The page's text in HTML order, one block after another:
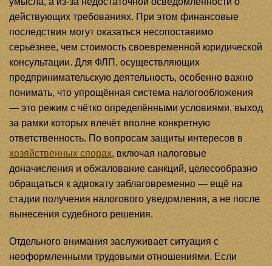
действующих требованиях. При этом финансовые
последствия могут оказаться несопоставимо
серьёзнее, чем стоимость своевременной юридической
консультации. Для ФЛП, осуществляющих
предпринимательскую деятельность, особенно важно
понимать, что упрощённая система налогообложения
— это режим с чётко определёнными условиями, выход
за рамки которых влечёт вполне конкретную
ответственность. По вопросам защиты интересов в
хозяйственных спорах, включая налоговые
доначисления и обжалование санкций, целесообразно
обращаться к адвокату заблаговременно — ещё на
стадии получения налогового уведомления, а не после
вынесения судебного решения.
Отдельного внимания заслуживает ситуация с
неоформленными трудовыми отношениями. Если